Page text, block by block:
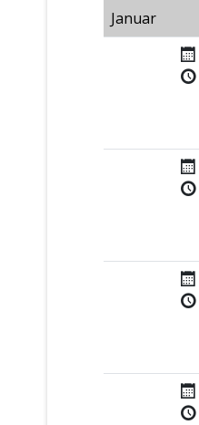
Januar